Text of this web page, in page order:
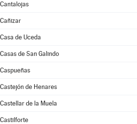
Cantalojas
Cañizar
Casa de Uceda
Casas de San Galindo
Caspueñas
Castejón de Henares
Castellar de la Muela
Castilforte